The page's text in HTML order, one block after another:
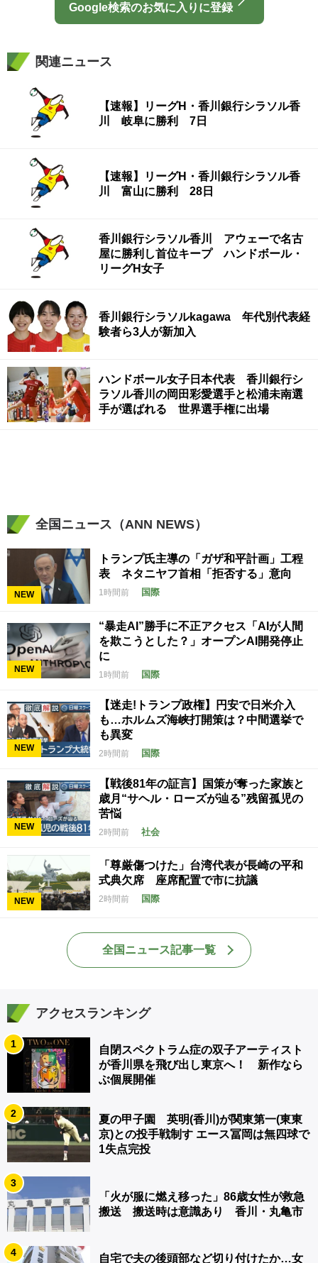
Google検索のお気に入りに登録
関連ニュース
【速報】リーグH・香川銀行シラソル香
川 岐阜に勝利 7日
【速報】リーグH・香川銀行シラソル香
川 富山に勝利 28日
香川銀行シラソル香川 アウェーで名古
屋に勝利し首位キープ ハンドボール・
リーグH女子
香川銀行シラソルkagawa 年代別代表経
験者ら3人が新加入
ハンドボール女子日本代表 香川銀行シ
ラソル香川の岡田彩愛選手と松浦未南選
手が選ばれる 世界選手権に出場
全国ニュース（ANN NEWS）
NEW
トランプ氏主導の「ガザ和平計画」工程
表 ネタニヤフ首相「拒否する」意向
1時間前 国際
NEW
“暴走AI”勝手に不正アクセス「AIが人間
を欺こうとした？」オープンAI開発停止
に
1時間前 国際
NEW
【迷走!トランプ政権】円安で日米介入
も…ホルムズ海峡打開策は？中間選挙で
も異変
2時間前 国際
NEW
【戦後81年の証言】国策が奪った家族と
歳月“サヘル・ローズが辿る”残留孤児の
苦悩
2時間前 社会
NEW
「尊厳傷つけた」台湾代表が長崎の平和
式典欠席 座席配置で市に抗議
2時間前 国際
全国ニュース記事一覧
アクセスランキング
1
自閉スペクトラム症の双子アーティスト
が香川県を飛び出し東京へ！ 新作なら
ぶ個展開催
2
夏の甲子園 英明(香川)が関東第一(東東
京)との投手戦制す エース冨岡は無四球で
1失点完投
3
「火が服に燃え移った」86歳女性が救急
搬送 搬送時は意識あり 香川・丸亀市
4
自宅で夫の後頭部など切り付けたか…女